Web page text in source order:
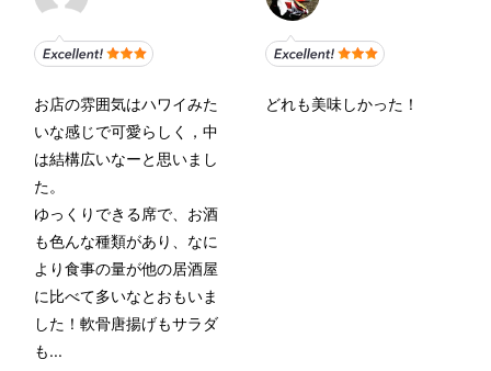
お店の雰囲気はハワイみた
いな感じで可愛らしく，中
は結構広いなーと思いまし
た。
ゆっくりできる席で、お酒
も色んな種類があり、なに
より食事の量が他の居酒屋
に比べて多いなとおもいま
した！軟骨唐揚げもサラダ
も...
どれも美味しかった！